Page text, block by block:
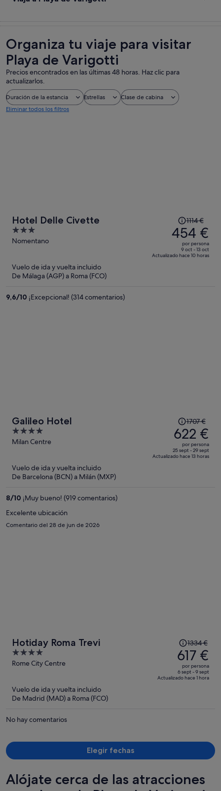
Organiza tu viaje para visitar
Playa de Varigotti
Precios encontrados en las últimas 48 horas. Haz clic para
actualizarlos.
Duración de la estancia Estrellas
Clase de cabina
Eliminar todos los filtros
Hotel Delle Civette
3
out
5
Nomentano
precio
era
1114 €,
1114 €
454 €
por persona
9 oct - 13 oct
Actualizado hace 10 horas
Vuelo de ida y vuelta incluido
De Málaga (AGP) a Roma (FCO)
9,6/10 ¡Excepcional! (314 comentarios)
Galileo Hotel
4
out
Milan Centre
El
precio
era
de
1707 €,
1707 €
622 €
por persona
25 sept - 29 sept
Actualizado hace 13 horas
Vuelo de ida y vuelta incluido
De Barcelona (BCN) a Milán (MXP)
8/10 ¡Muy bueno! (919 comentarios)
Excelente ubicación
Comentario del 28 de jun de 2026
Hotiday Roma Trevi
4
out
Rome City Centre
El
precio
era
de
1334 €,
persona
1334 €
617 €
por persona
6 sept - 9 sept
Actualizado hace 1 hora
Vuelo de ida y vuelta incluido
De Madrid (MAD) a Roma (FCO)
No hay comentarios
Elegir fechas
Alójate cerca de las atracciones